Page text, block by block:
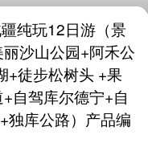
疆纯玩12日游（景
沙山公园+阿禾公
+徒步松树头 +果
自驾库尔德宁+自
独库公路）产品编